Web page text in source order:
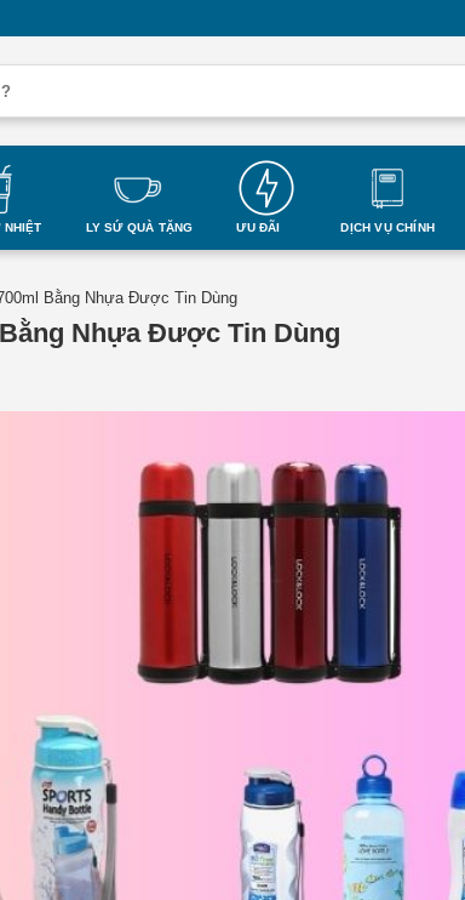
NHIỆT LY SỨ QUÀ TẶNG ƯU ĐÃI DỊCH VỤ CHÍNH
Bằng Nhựa Được Tin Dùng
Nhựa Được Tin Dùng